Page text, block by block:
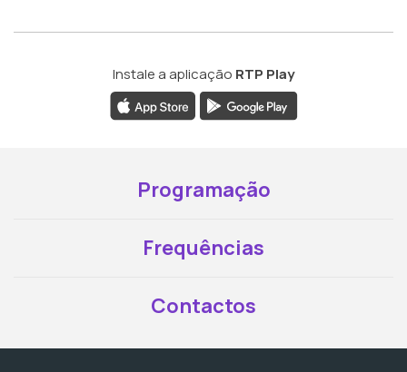
Instale a aplicação RTP Play
Programação
Frequências
Contactos